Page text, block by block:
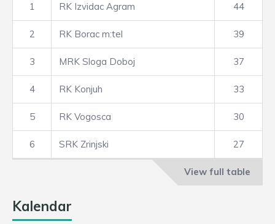
1 RK Izvidac Agram 44
2 RK Borac m:tel 39
3 MRK Sloga Doboj 37
4 RK Konjuh 33
5 RK Vogosca 30
6 SRK Zrinjski 27
View full table
Kalendar